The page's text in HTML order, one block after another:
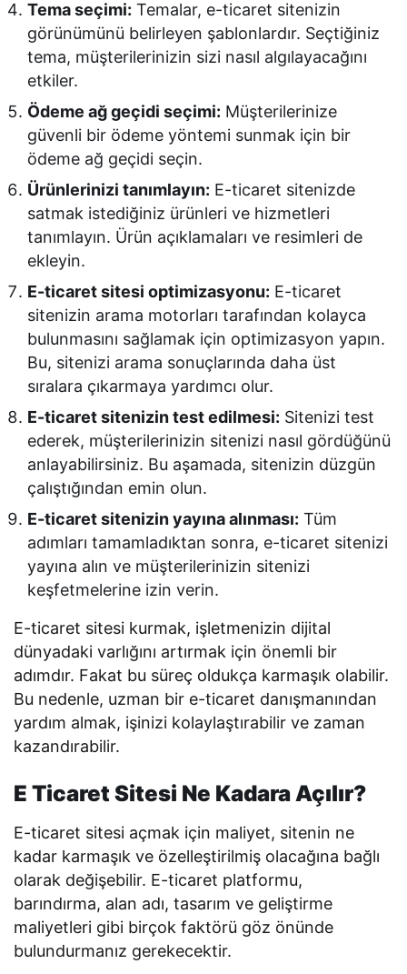
Tema seçimi: Temalar, e-ticaret sitenizin
görünümünü belirleyen şablonlardır. Seçtiğiniz
tema, müşterilerinizin sizi nasıl algılayacağını
etkiler.
Ödeme ağ geçidi seçimi: Müşterilerinize
güvenli bir ödeme yöntemi sunmak için bir
ödeme ağ geçidi seçin.
Ürünlerinizi tanımlayın: E-ticaret sitenizde
satmak istediğiniz ürünleri ve hizmetleri
tanımlayın. Ürün açıklamaları ve resimleri de
ekleyin.
E-ticaret sitesi optimizasyonu: E-ticaret
sitenizin arama motorları tarafından kolayca
bulunmasını sağlamak için optimizasyon yapın.
Bu, sitenizi arama sonuçlarında daha üst
sıralara çıkarmaya yardımcı olur.
E-ticaret sitenizin test edilmesi: Sitenizi test
ederek, müşterilerinizin sitenizi nasıl gördüğünü
anlayabilirsiniz. Bu aşamada, sitenizin düzgün
çalıştığından emin olun.
E-ticaret sitenizin yayına alınması: Tüm
adımları tamamladıktan sonra, e-ticaret sitenizi
yayına alın ve müşterilerinizin sitenizi
keşfetmelerine izin verin.
E-ticaret sitesi kurmak, işletmenizin dijital
dünyadaki varlığını artırmak için önemli bir
adımdır. Fakat bu süreç oldukça karmaşık olabilir.
Bu nedenle, uzman bir e-ticaret danışmanından
yardım almak, işinizi kolaylaştırabilir ve zaman
kazandırabilir.
E Ticaret Sitesi Ne Kadara Açılır?
E-ticaret sitesi açmak için maliyet, sitenin ne
kadar karmaşık ve özelleştirilmiş olacağına bağlı
olarak değişebilir. E-ticaret platformu,
barındırma, alan adı, tasarım ve geliştirme
maliyetleri gibi birçok faktörü göz önünde
bulundurmanız gerekecektir.